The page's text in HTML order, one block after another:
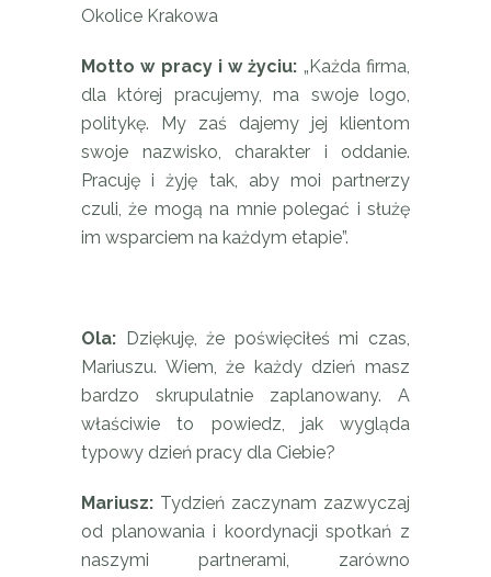
Okolice Krakowa
Motto w pracy i w życiu: „Każda firma,
dla której pracujemy, ma swoje logo,
politykę. My zaś dajemy jej klientom
swoje nazwisko, charakter i oddanie.
Pracuję i żyję tak, aby moi partnerzy
czuli, że mogą na mnie polegać i służę
im wsparciem na każdym etapie”.
Ola: Dziękuję, że poświęciłeś mi czas,
Mariuszu. Wiem, że każdy dzień masz
bardzo skrupulatnie zaplanowany. A
właściwie to powiedz, jak wygląda
typowy dzień pracy dla Ciebie?
Mariusz: Tydzień zaczynam zazwyczaj
od planowania i koordynacji spotkań z
naszymi partnerami, zarówno